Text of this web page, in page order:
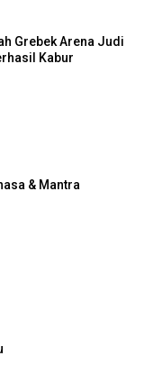
Grebek Arena Judi
Kabur
& Mantra